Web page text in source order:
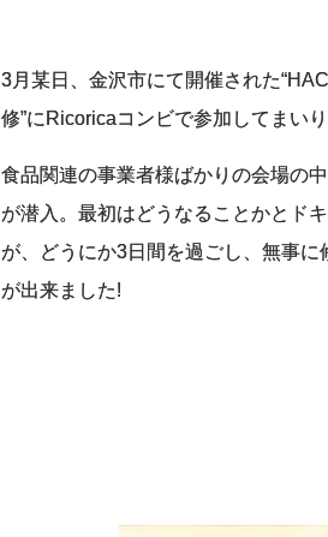
3月某日、金沢市にて開催された
修”にRicoricaコンビで参加してまいり
食品関連の事業者様ばかりの会場の
が潜入。最初はどうなることかとド
が、どうにか3日間を過ごし、無事に
が出来ました!